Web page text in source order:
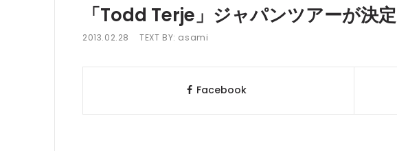
「Todd Terje」ジャパンツアーが決定
2013.02.28 TEXT BY: asami
Facebook